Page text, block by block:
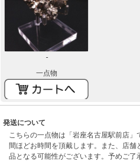
-
一点物
発送について
こちらの一点物は「岩座名古屋駅前店
間ほどお時間を頂戴します。また、店
品となる可能性がございます。予めご了